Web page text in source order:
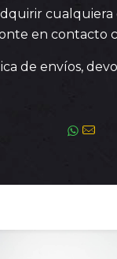
en contacto
de envíos,